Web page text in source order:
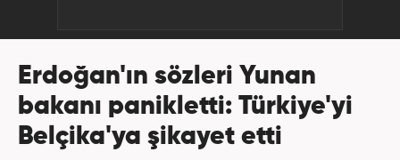
Erdoğan'ın sözleri Yunan
bakanı panikletti: Türkiye'yi
Belçika'ya şikayet etti